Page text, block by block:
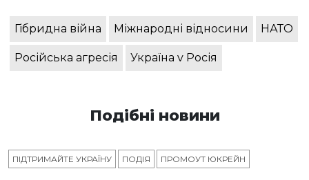
Гібридна війна Міжнародні відносини НАТО
Російська агресія Україна v Росія
Подібні новини
ПІДТРИМАЙТЕ УКРАЇНУ ПОДІЯ ПРОМОУТ ЮКРЕЙН